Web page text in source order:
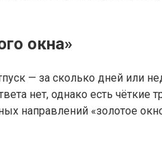
окна»
— за сколько дней или
нет, однако есть
направлений «золотое